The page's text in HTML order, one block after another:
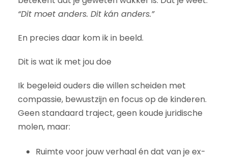
“Dit moet anders. Dit kán anders.”
En precies daar kom ik in beeld.
Dit is wat ik met jou doe
Ik begeleid ouders die willen scheiden met
compassie, bewustzijn en focus op de kinderen.
Geen standaard traject, geen koude juridische
molen, maar:
Ruimte voor jouw verhaal én dat van je ex-